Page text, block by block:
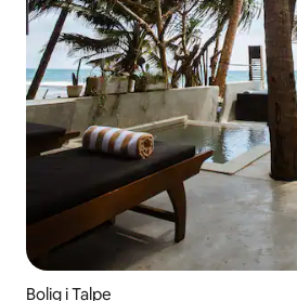
Bolig i Talpe